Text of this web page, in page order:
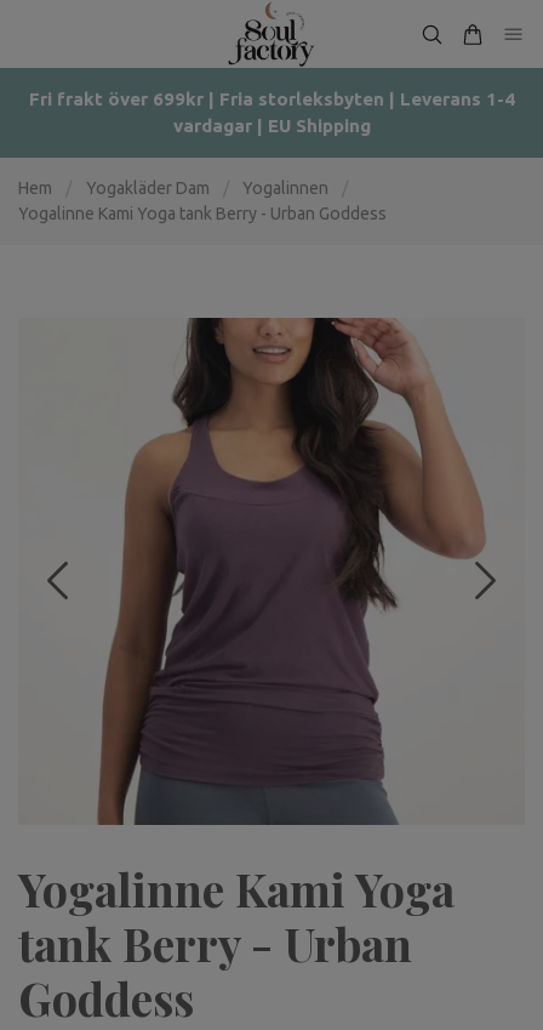
Fri frakt över 699kr | Fria storleksbyten | Leverans 1-4
vardagar | EU Shipping
Hem Yogakläder Dam Yogalinnen
Yogalinne Kami Yoga tank Berry - Urban Goddess
Yogalinne Kami Yoga
tank Berry - Urban
Goddess